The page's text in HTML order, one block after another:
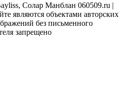
Солар Манблан 060509.ru |
являются объектами авторских
без письменного
запрещено